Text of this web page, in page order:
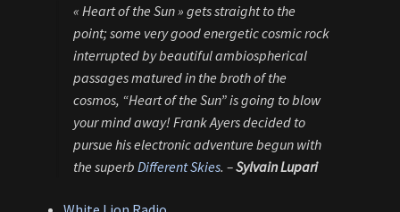
« Heart of the Sun » gets straight to the
point; some very good energetic cosmic rock
interrupted by beautiful ambiospherical
passages matured in the broth of the
cosmos, “Heart of the Sun” is going to blow
your mind away! Frank Ayers decided to
pursue his electronic adventure begun with
the superb Different Skies. –Sylvain Lupari